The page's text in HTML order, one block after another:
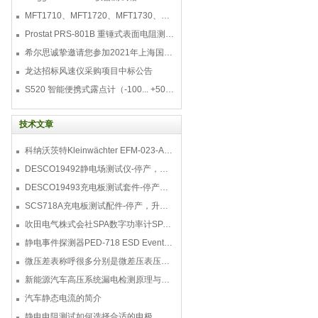
MFT1710、MFT1720、MFT1730、MFT1735多功能测试仪
Prostat PRS-801B 重锤式表面电阻测量仪
希尔思诚挚邀请您参加2021年上海国际压缩机及设
龙达招标风速仪采购项目中标公告
S520 智能便携式露点计（-100... +50 °C TD）
技术文章
科纳沃茨特Kleinwächter EFM-023-AKC静电测试仪套件-EFM023AKC KIT
DESCO19492静电场测试仪-停产，替代型号770716
DESCO19493充电板测试套件-停产，替代型号718+770719
SCS718A充电板测试配件-停产，升级型号770719
吹田电气株式会社SPA数字功率计SPA3000/SPA2000/SPA1000
静电事件探测器PED-718 ESD Event Detector
微压差表称呼很多分别是微差压表压差计微压表
新能源汽车高压系统漏电检测原理与故障检修
汽车静态电流的简介